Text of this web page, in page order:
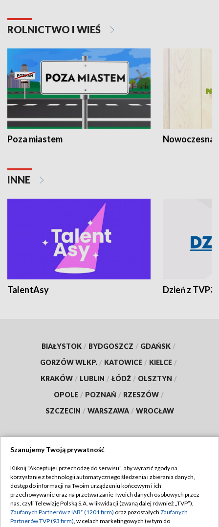
ROLNICTWO I WIEŚ
Poza miastem Nowoczesna
INNE
TalentAsy Dzień z TVP3
BIAŁYSTOK / BYDGOSZCZ / GDAŃSK /
GORZÓW WLKP. / KATOWICE / KIELCE /
KRAKÓW / LUBLIN / ŁÓDŹ / OLSZTYN /
OPOLE / POZNAŃ / RZESZÓW /
SZCZECIN / WARSZAWA / WROCŁAW
TVP
Abonament TVP
Emisja w TVP
Regulamin TVP
Polityka prywatności
Szanujemy Twoją prywatność
Kliknij "Akceptuję i przechodzę do serwisu", aby wyrazić zgody na
korzystanie z technologii automatycznego śledzenia i zbierania danych,
dostęp do informacji na Twoim urządzeniu końcowym i ich
przechowywanie oraz na przetwarzanie Twoich danych osobowych przez
nas, czyli Telewizję Polską S.A. w likwidacji (zwaną dalej również „TVP”),
Zaufanych Partnerów z IAB* (1201 firm) oraz pozostałych Zaufanych
Partnerów TVP (93 firm), w celach marketingowych (w tym do